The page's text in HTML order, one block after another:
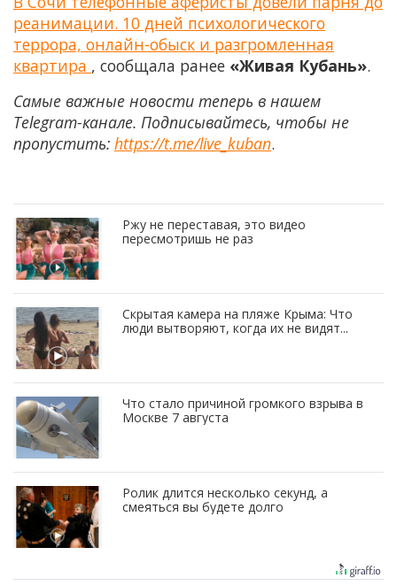
реанимации. 10 дней психологического
террора, онлайн-обыск и разгромленная
квартира , сообщала ранее «Живая Кубань».
Самые важные новости теперь в нашем
Telegram-канале. Подписывайтесь, чтобы не
пропустить: https://t.me/live_kuban.
Ржу не переставая, это видео
пересмотришь не раз
Скрытая камера на пляже Крыма: Что
люди вытворяют, когда их не видят...
Что стало причиной громкого взрыва в
Москве 7 августа
Ролик длится несколько секунд, а
смеяться вы будете долго